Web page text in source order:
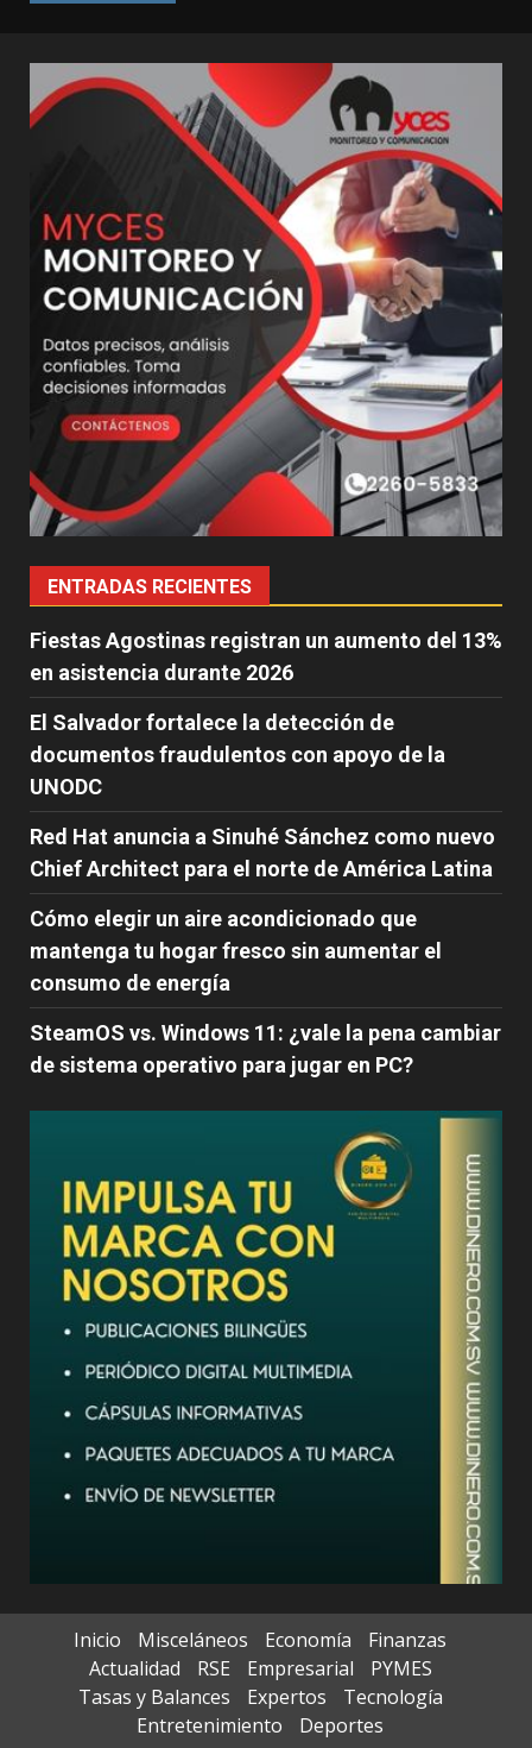
ENTRADAS RECIENTES
Fiestas Agostinas registran un aumento del 13%
en asistencia durante 2026
El Salvador fortalece la detección de
documentos fraudulentos con apoyo de la
UNODC
Red Hat anuncia a Sinuhé Sánchez como nuevo
Chief Architect para el norte de América Latina
Cómo elegir un aire acondicionado que
mantenga tu hogar fresco sin aumentar el
consumo de energía
SteamOS vs. Windows 11: ¿vale la pena cambiar
de sistema operativo para jugar en PC?
Inicio Misceláneos Economía
Finanzas
Actualidad
RSE Empresarial
PYMES
Tasas y Balances
Expertos
Tecnología
Entretenimiento
Deportes